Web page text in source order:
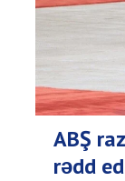
ABŞ
rədd